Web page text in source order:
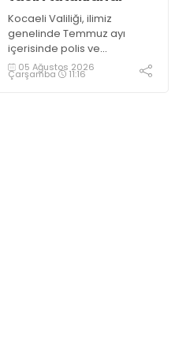
Kocaeli Valiliği, ilimiz
genelinde Temmuz ayı
içerisinde polis ve
jandarma ekiplerince
uyuşturucu ile mücadele
05 Ağustos 2026
Çarşamba 11:16